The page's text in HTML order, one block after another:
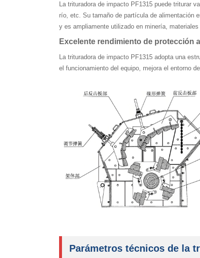
La trituradora de impacto PF1315 puede triturar
río, etc. Su tamaño de partícula de alimentación
y es ampliamente utilizado en minería,
Excelente rendimiento de protección
La trituradora de impacto PF1315 adopta una
el funcionamiento del equipo, mejora el entorno
Parámetros técnicos de la